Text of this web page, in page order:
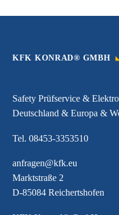
KFK KONRAD® GMBH
Safety Prüfservice &
Deutschland & Europa &
Tel. 08453-3353510
anfragen@kfk.eu
Marktstraße 2
D-85084 Reichertshofen